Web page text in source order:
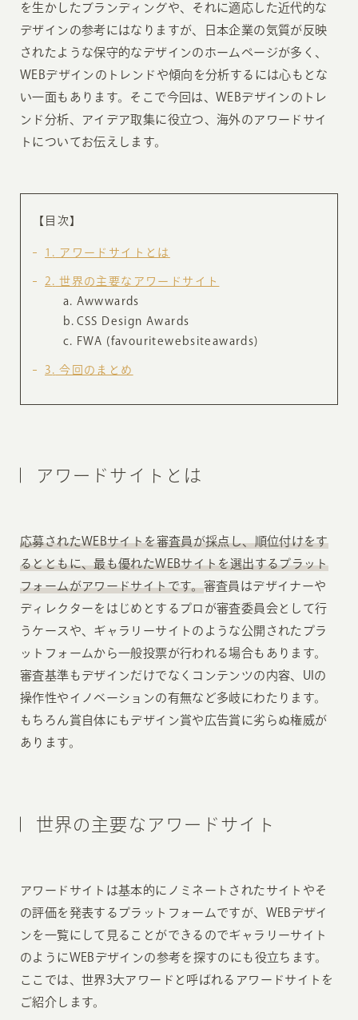
を生かしたブランディングや、それに適応した近代的な
デザインの参考にはなりますが、日本企業の気質が反映
されたような保守的なデザインのホームページが多く、
WEBデザインのトレンドや傾向を分析するには心もとな
い一面もあります。そこで今回は、WEBデザインのトレ
ンド分析、アイデア取集に役立つ、海外のアワードサイ
トについてお伝えします。
【目次】
1 アワードサイトとは
2
世界の主要なアワードサイト
Awwwards
CSS Design Awards
FWA (favouritewebsiteawards)
3 今回のまとめ
アワードサイトとは
応募されたWEBサイトを審査員が採点し、順位付けをす
るとともに、最も優れたWEBサイトを選出するプラット
フォームがアワードサイトです。審査員はデザイナーや
ディレクターをはじめとするプロが審査委員会として行
うケースや、ギャラリーサイトのような公開されたプラ
ットフォームから一般投票が行われる場合もあります。
審査基準もデザインだけでなくコンテンツの内容、UIの
操作性やイノベーションの有無など多岐にわたります。
もちろん賞自体にもデザイン賞や広告賞に劣らぬ権威が
あります。
世界の主要なアワードサイト
アワードサイトは基本的にノミネートされたサイトやそ
の評価を発表するプラットフォームですが、WEBデザイ
ンを一覧にして見ることができるのでギャラリーサイト
のようにWEBデザインの参考を探すのにも役立ちます。
ここでは、世界3大アワードと呼ばれるアワードサイトを
ご紹介します。